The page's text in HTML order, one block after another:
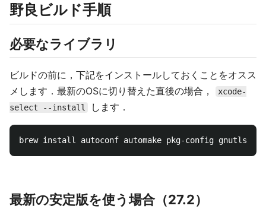
野良ビルド手順
必要なライブラリ
ビルドの前に，下記をインストールしておくことをオスス
メします．最新のOSに切り替えた直後の場合，
xcode-
select --install
します．
最新の安定版を使う場合（27.2）